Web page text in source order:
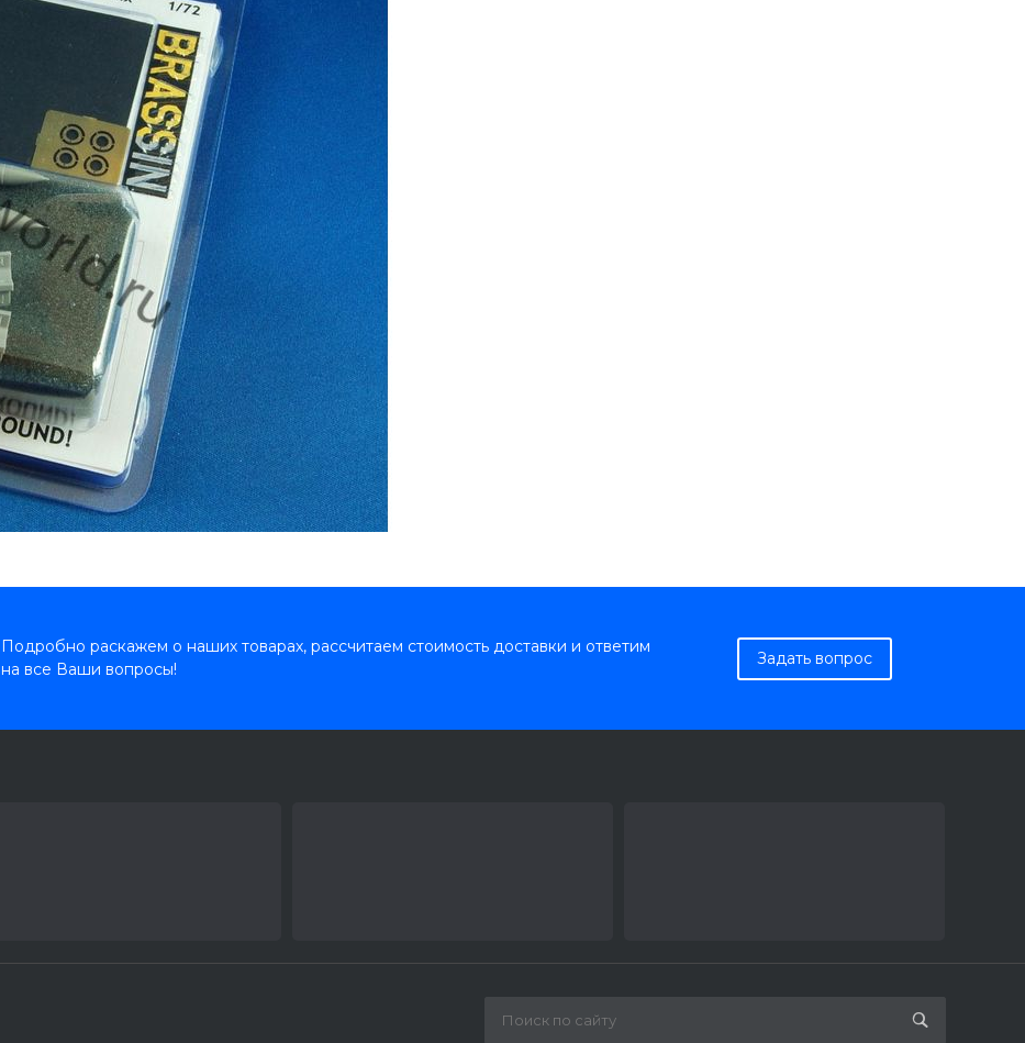
Подробно раскажем о наших товарах, рассчитаем стоимость доставки и ответим
на все Ваши вопросы!
Задать вопрос